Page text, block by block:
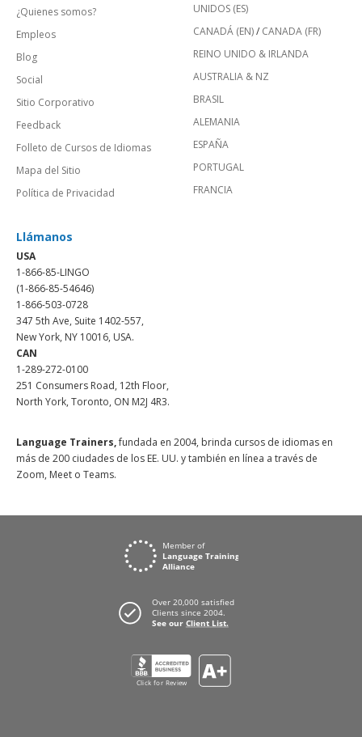
¿Quienes somos?
Empleos
Blog
Social
Sitio Corporativo
Feedback
Folleto de Cursos de Idiomas
Mapa del Sitio
Política de Privacidad
UNIDOS (ES)
CANADÁ (EN)/ CANADA (FR)
REINO UNIDO & IRLANDA
AUSTRALIA & NZ
BRASIL
ALEMANIA
ESPAÑA
PORTUGAL
FRANCIA
Llámanos
USA
1-866-85-LINGO
(1-866-85-54646)
1-866-503-0728
347 5th Ave, Suite 1402-557,
New York, NY 10016, USA.
CAN
1-289-272-0100
251 Consumers Road, 12th Floor,
North York, Toronto, ON M2J 4R3.
Language Trainers,fundada en 2004, brinda cursos de idiomas en
más de 200 ciudades de los EE. UU. y también en línea a través de
Zoom, Meet o Teams.